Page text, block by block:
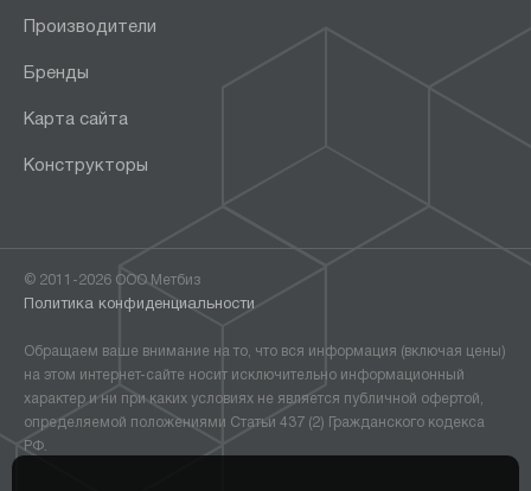
Производители
Бренды
Карта сайта
Конструкторы
© 2011-2026 ООО Метбиз
Политика конфиденциальности
Обращаем ваше внимание на то, что вся информация (включая цены)
на этом интернет-сайте носит исключительно информационный
характер и ни при каких условиях не является публичной офертой,
определяемой положениями Статьи 437 (2) Гражданского кодекса
РФ.